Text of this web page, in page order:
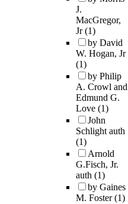
J.
MacGregor,
Jr(1)
by David
W. Hogan, Jr
(1)
by Philip
A. Crowl and
Edmund G.
Love (1)
John
Schlight auth
(1)
Arnold
G.Fisch, Jr.
auth (1)
by Gaines
M. Foster(1)